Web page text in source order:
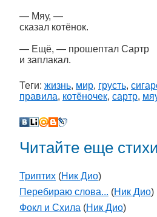
— Мяу, —
сказал котёнок.
— Ещё, — прошептал Сартр
и заплакал.
Теги: жизнь, мир, грусть,
правила, котёночек, сартр,
Читайте еще стихи
Триптих (Ник Дио)
Перебираю слова... (Ник Дио)
Фокл и Схила (Ник Дио)